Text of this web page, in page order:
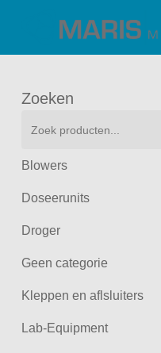
main
Zoeken
Blowers
Doseerunits
Droger
Geen categorie
Kleppen en aflsluiters
Lab-Equipment